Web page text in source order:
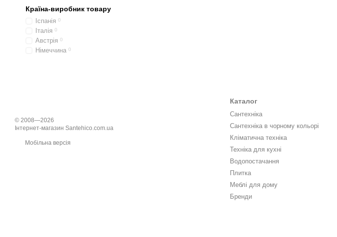
Країна-виробник товару
Іспанія 0
Італія 0
Австрія 0
Німеччина 0
© 2008—2026
Інтернет-магазин Santehico.com.ua
Мобільна версія
Каталог
Сантехніка
Сантехніка в чорному кольорі
Кліматична техніка
Техніка для кухні
Водопостачання
Плитка
Меблі для дому
Бренди